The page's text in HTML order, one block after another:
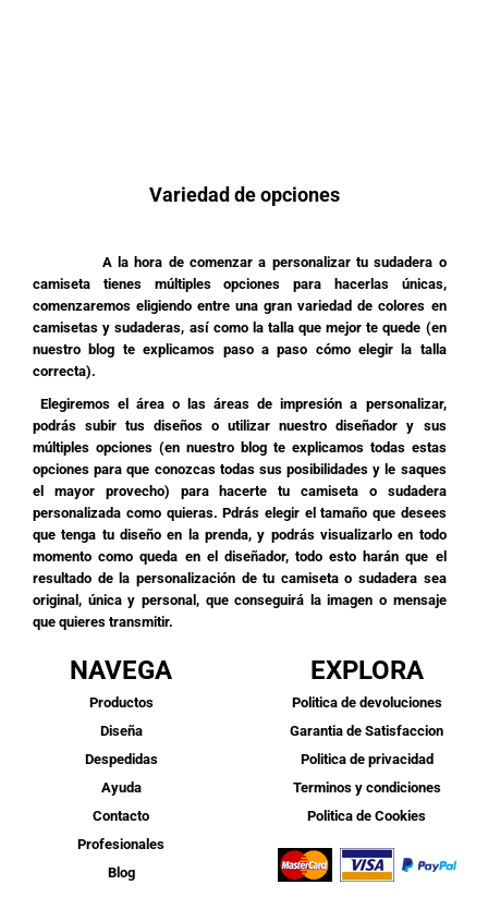
Variedad de opciones
A la hora de comenzar a personalizar tu sudadera o
camiseta tienes múltiples opciones para hacerlas únicas,
comenzaremos eligiendo entre una gran variedad de colores en
camisetas y sudaderas, así como la talla que mejor te quede (en
nuestro blog te explicamos paso a paso cómo elegir la talla
correcta).
Elegiremos el área o las áreas de impresión a personalizar,
podrás subir tus diseños o utilizar nuestro diseñador y sus
múltiples opciones (en nuestro blog te explicamos todas estas
opciones para que conozcas todas sus posibilidades y le saques
el mayor provecho) para hacerte tu camiseta o sudadera
personalizada como quieras. Pdrás elegir el tamaño que desees
que tenga tu diseño en la prenda, y podrás visualizarlo en todo
momento como queda en el diseñador, todo esto harán que el
resultado de la personalización de tu camiseta o sudadera sea
original, única y personal, que conseguirá la imagen o mensaje
que quieres transmitir.
NAVEGA
Productos
Diseña
Despedidas
Ayuda
Contacto
Profesionales
Blog
EXPLORA
Politica de devoluciones
Garantia de Satisfaccion
Politica de privacidad
Terminos y condiciones
Politica de Cookies